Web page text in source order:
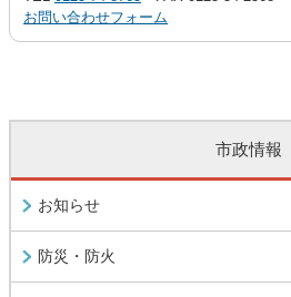
お問い合わせフォーム
市政情報
お知らせ
防災・防火